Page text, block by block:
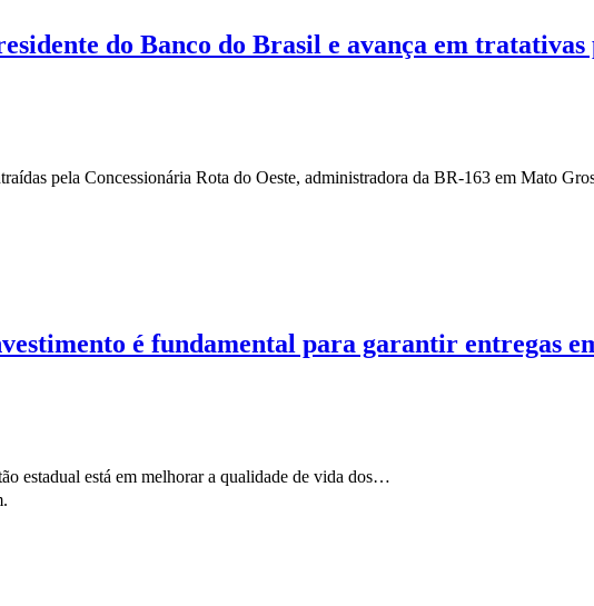
do Banco do Brasil e avança em
pela Concessionária Rota do Oeste, administradora da BR-163 em Mato
é fundamental para garantir entregas
estadual está em melhorar a qualidade de vida dos…